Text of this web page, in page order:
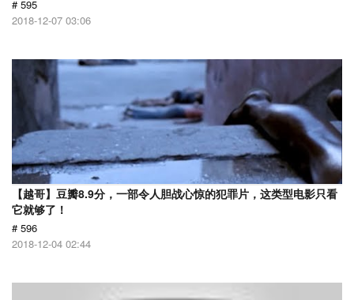
# 595
2018-12-07 03:06
【越哥】豆瓣8.9分，一部令人胆战心惊的犯罪片，这类型电影只看
它就够了！
# 596
2018-12-04 02:44